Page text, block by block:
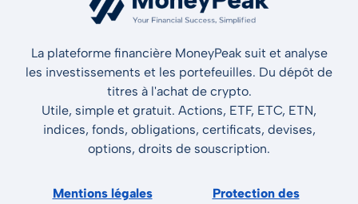
La plateforme financière MoneyPeak suit et analyse
les investissements et les portefeuilles. Du dépôt de
titres à l'achat de crypto.
Utile, simple et gratuit. Actions, ETF, ETC, ETN,
indices, fonds, obligations, certificats, devises,
options, droits de souscription.
Mentions légales
Protection des